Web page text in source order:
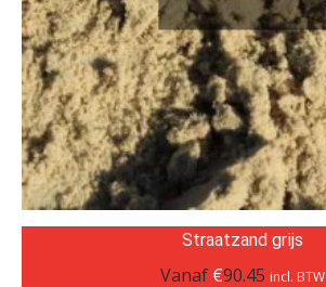
Straatzand grijs
Vanaf €90.45 incl. BTW